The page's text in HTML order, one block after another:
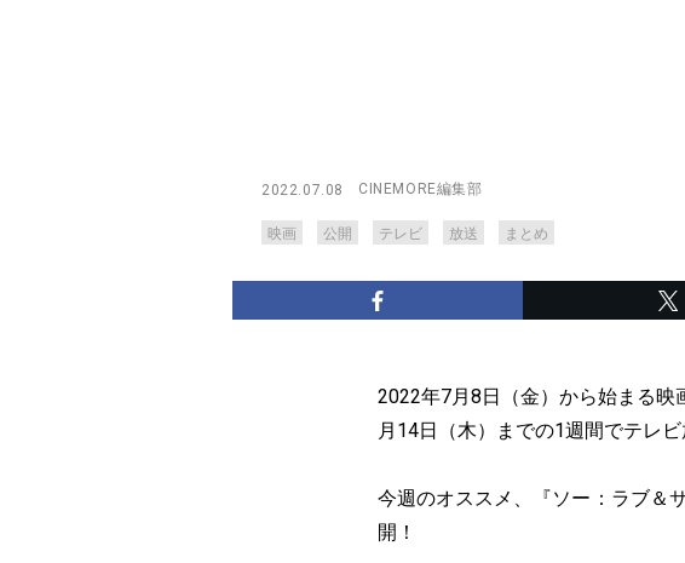
2022.07.08 CINEMORE編集部
映画 公開 テレビ 放送 まとめ
2022年7月8日（金）から始まる映
月14日（木）までの1週間でテレ
今週のオススメ、『ソー：ラブ＆
開！